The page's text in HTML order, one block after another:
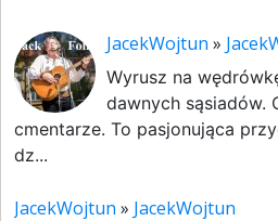
JacekWojtun »
Wyrusz na
dawnych sąsiadów.
cmentarze. To pasjonująca
dz...
JacekWojtun » JacekWojtun